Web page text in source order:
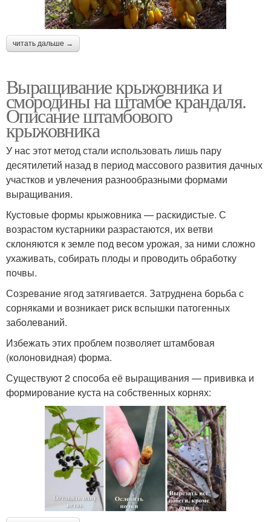
читать дальше →
Выращивание крыжовника и
смородины на штамбе крандаля.
Описание штамбового
крыжовника
У нас этот метод стали использовать лишь пару
десятилетий назад в период массового развития дачных
участков и увлечения разнообразными формами
выращивания.
Кустовые формы крыжовника — раскидистые. С
возрастом кустарники разрастаются, их ветви
склоняются к земле под весом урожая, за ними сложно
ухаживать, собирать плоды и проводить обработку
почвы.
Созревание ягод затягивается. Затруднена борьба с
сорняками и возникает риск вспышки патогенных
заболеваний.
Избежать этих проблем позволяет штамбовая
(колоновидная) форма.
Существуют 2 способа её выращивания — прививка и
формирование куста на собственных корнях: